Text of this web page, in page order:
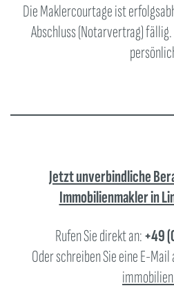
Die Maklercourtage ist
Abschluss (Notarvertrag)
Jetzt unverbindliche
Immobilienmakler in
Rufen Sie direkt an:+49
Oder schreiben Sie eine E-Mail